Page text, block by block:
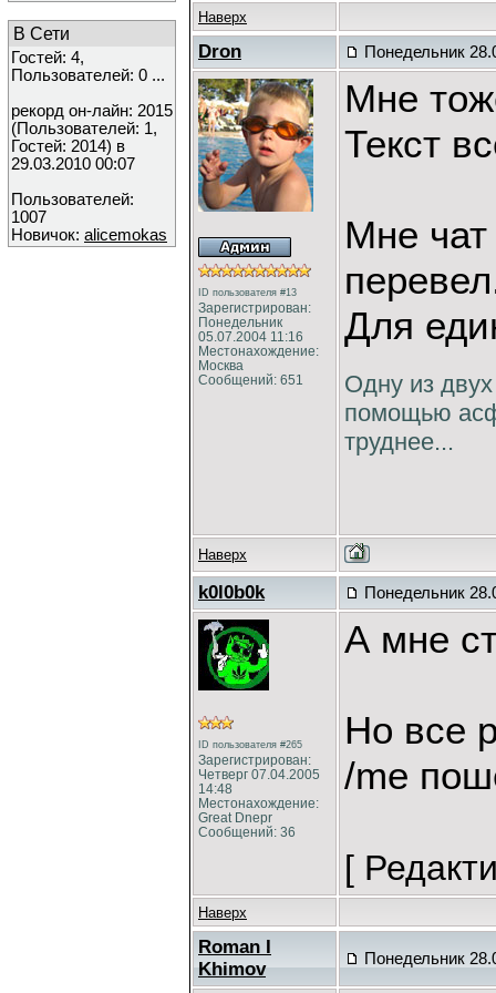
В Сети
Гостей: 4,
Пользователей: 0 ...
рекорд он-лайн: 2015
(Пользователей: 1,
Гостей: 2014) в
29.03.2010 00:07
Пользователей:
1007
Новичок: alicemokas
Наверх
Dron Понедельник
ID пользователя #13
Зарегистрирован:
Понедельник
05.07.2004 11:16
Местонахождение:
Москва
Сообщений: 651
Мне
Текст
Мне
Для
Одну из
помощью
труднее...
Наверх
k0l0b0k Понедельник
ID пользователя #265
Зарегистрирован:
Четверг 07.04.2005
14:48
Местонахождение:
Great Dnepr
Сообщений: 36
А мне
Но все
/me
[
Наверх
Roman I
Khimov
Понедельник